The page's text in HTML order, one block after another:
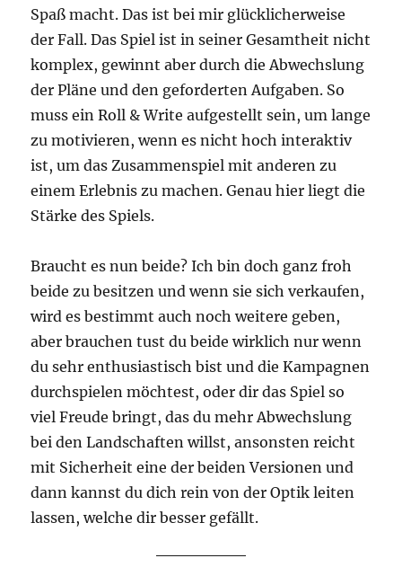
Spaß macht. Das ist bei mir glücklicherweise
der Fall. Das Spiel ist in seiner Gesamtheit nicht
komplex, gewinnt aber durch die Abwechslung
der Pläne und den geforderten Aufgaben. So
muss ein Roll & Write aufgestellt sein, um lange
zu motivieren, wenn es nicht hoch interaktiv
ist, um das Zusammenspiel mit anderen zu
einem Erlebnis zu machen. Genau hier liegt die
Stärke des Spiels.
Braucht es nun beide? Ich bin doch ganz froh
beide zu besitzen und wenn sie sich verkaufen,
wird es bestimmt auch noch weitere geben,
aber brauchen tust du beide wirklich nur wenn
du sehr enthusiastisch bist und die Kampagnen
durchspielen möchtest, oder dir das Spiel so
viel Freude bringt, das du mehr Abwechslung
bei den Landschaften willst, ansonsten reicht
mit Sicherheit eine der beiden Versionen und
dann kannst du dich rein von der Optik leiten
lassen, welche dir besser gefällt.